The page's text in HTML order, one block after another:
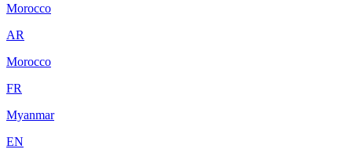
Morocco
AR
Morocco
FR
Myanmar
EN